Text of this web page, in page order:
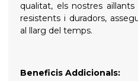
qualitat, els nostres
resistents i duradors,
al llarg del temps.
Beneficis Addicionals: